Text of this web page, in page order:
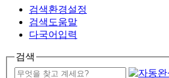
검색환경설정
검색도움말
다국어입력
검색